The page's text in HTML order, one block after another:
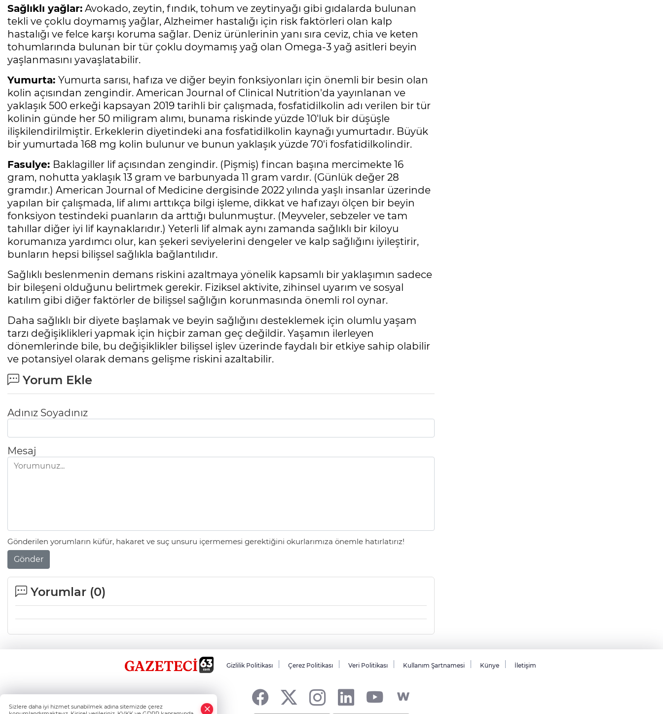
Sağlıklı yağlar: Avokado, zeytin, fındık, tohum ve zeytinyağı gibi gıdalarda bulunan
tekli ve çoklu doymamış yağlar, Alzheimer hastalığı için risk faktörleri olan kalp
hastalığı ve felce karşı koruma sağlar. Deniz ürünlerinin yanı sıra ceviz, chia ve keten
tohumlarında bulunan bir tür çoklu doymamış yağ olan Omega-3 yağ asitleri beyin
yaşlanmasını yavaşlatabilir.
Yumurta: Yumurta sarısı, hafıza ve diğer beyin fonksiyonları için önemli bir besin olan
kolin açısından zengindir. American Journal of Clinical Nutrition'da yayınlanan ve
yaklaşık 500 erkeği kapsayan 2019 tarihli bir çalışmada, fosfatidilkolin adı verilen bir tür
kolinin günde her 50 miligram alımı, bunama riskinde yüzde 10'luk bir düşüşle
ilişkilendirilmiştir. Erkeklerin diyetindeki ana fosfatidilkolin kaynağı yumurtadır. Büyük
bir yumurtada 168 mg kolin bulunur ve bunun yaklaşık yüzde 70'i fosfatidilkolindir.
Fasulye: Baklagiller lif açısından zengindir. (Pişmiş) fincan başına mercimekte 16
gram, nohutta yaklaşık 13 gram ve barbunyada 11 gram vardır. (Günlük değer 28
gramdır.) American Journal of Medicine dergisinde 2022 yılında yaşlı insanlar üzerinde
yapılan bir çalışmada, lif alımı arttıkça bilgi işleme, dikkat ve hafızayı ölçen bir beyin
fonksiyon testindeki puanların da arttığı bulunmuştur. (Meyveler, sebzeler ve tam
tahıllar diğer iyi lif kaynaklarıdır.) Yeterli lif almak aynı zamanda sağlıklı bir kiloyu
korumanıza yardımcı olur, kan şekeri seviyelerini dengeler ve kalp sağlığını iyileştirir,
bunların hepsi bilişsel sağlıkla bağlantılıdır.
Sağlıklı beslenmenin demans riskini azaltmaya yönelik kapsamlı bir yaklaşımın sadece
bir bileşeni olduğunu belirtmek gerekir. Fiziksel aktivite, zihinsel uyarım ve sosyal
katılım gibi diğer faktörler de bilişsel sağlığın korunmasında önemli rol oynar.
Daha sağlıklı bir diyete başlamak ve beyin sağlığını desteklemek için olumlu yaşam
tarzı değişiklikleri yapmak için hiçbir zaman geç değildir. Yaşamın ilerleyen
dönemlerinde bile, bu değişiklikler bilişsel işlev üzerinde faydalı bir etkiye sahip olabilir
ve potansiyel olarak demans gelişme riskini azaltabilir.
Yorum Ekle
Adınız Soyadınız
Mesaj
Gönderilen yorumların küfür, hakaret ve suç unsuru içermemesi gerektiğini okurlarımıza önemle hatırlatırız!
Gönder
Yorumlar (0)
Gizlilik Politikası Çerez Politikası Veri Politikası Kullanım Şartnamesi Künye İletişim
Sizlere daha iyi hizmet sunabilmek adına sitemizde çerez
Whatsapp